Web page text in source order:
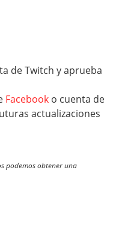
de Twitch y aprueba
Facebook o cuenta de
actualizaciones
podemos obtener una